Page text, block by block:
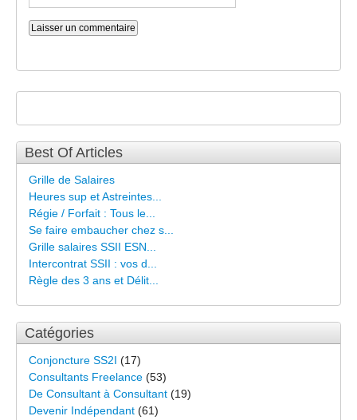
Best Of Articles
Grille de Salaires
Heures sup et Astreintes...
Régie / Forfait : Tous le...
Se faire embaucher chez s...
Grille salaires SSII ESN...
Intercontrat SSII : vos d...
Règle des 3 ans et Délit...
Catégories
Conjoncture SS2I (17)
Consultants Freelance (53)
De Consultant à Consultant (19)
Devenir Indépendant (61)